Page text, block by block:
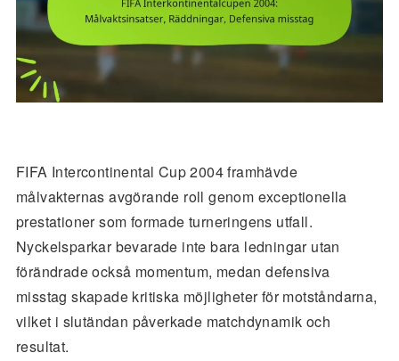
FIFA Intercontinental Cup 2004 framhävde
målvakternas avgörande roll genom exceptionella
prestationer som formade turneringens utfall.
Nyckelsparkar bevarade inte bara ledningar utan
förändrade också momentum, medan defensiva
misstag skapade kritiska möjligheter för motståndarna,
vilket i slutändan påverkade matchdynamik och
resultat.